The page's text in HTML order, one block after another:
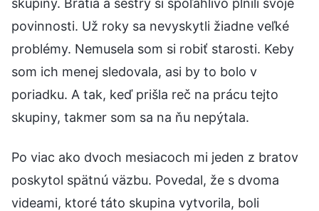
povinnosti. Už roky sa nevyskytli žiadne veľké
problémy. Nemusela som si robiť starosti. Keby
som ich menej sledovala, asi by to bolo v
poriadku. A tak, keď prišla reč na prácu tejto
skupiny, takmer som sa na ňu nepýtala.
Po viac ako dvoch mesiacoch mi jeden z bratov
poskytol spätnú väzbu. Povedal, že s dvoma
videami, ktoré táto skupina vytvorila, boli